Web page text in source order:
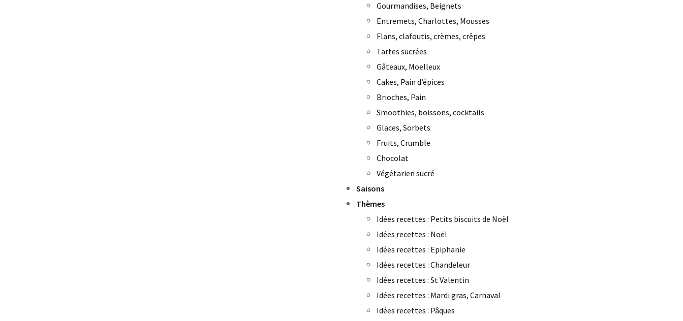
Gourmandises, Beignets
Entremets, Charlottes, Mousses
Flans, clafoutis, crèmes, crêpes
Tartes sucrées
Gâteaux, Moelleux
Cakes, Pain d’épices
Brioches, Pain
Smoothies, boissons, cocktails
Glaces, Sorbets
Fruits, Crumble
Chocolat
Végétarien sucré
Saisons
Thèmes
Idées recettes : Petits biscuits de Noël
Idées recettes : Noël
Idées recettes : Epiphanie
Idées recettes : Chandeleur
Idées recettes : St Valentin
Idées recettes : Mardi gras, Carnaval
Idées recettes : Pâques